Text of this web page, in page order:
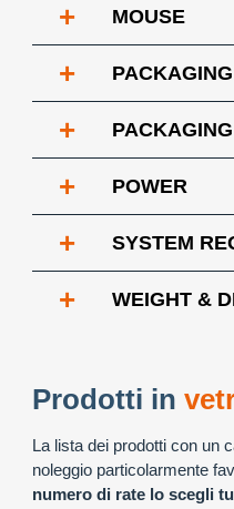
+ MOUSE
+
+
+ POWER
+ SYSTEM
+ WEIGHT &
Prodotti in
La lista dei prodotti con un
noleggio particolarmente
numero di rate lo scegli